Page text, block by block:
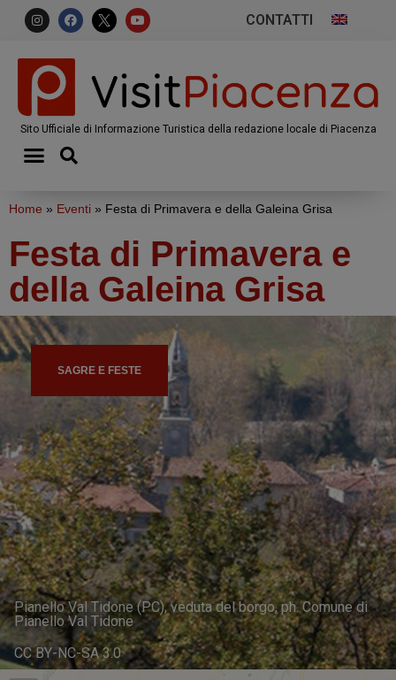
CONTATTI
Sito Ufficiale di Informazione Turistica della redazione locale di Piacenza
Home » Eventi » Festa di Primavera e della Galeina Grisa
Festa di Primavera e
della Galeina Grisa
SAGRE E FESTE
Pianello Val Tidone (PC), veduta del borgo, ph. Comune di
Pianello Val Tidone
CC BY-NC-SA 3.0